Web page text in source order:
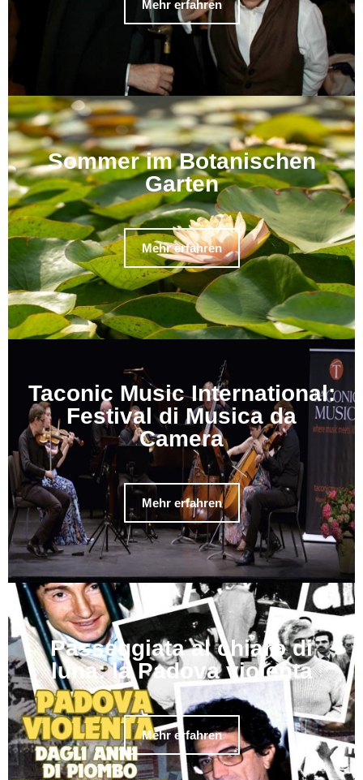
Mehr erfahren
Sommer im Botanischen
Garten
Mehr erfahren
Taconic Music International:
Festival di Musica da
Camera
Mehr erfahren
Passeggiata al chiaro di
luna: la Padova violenta
Mehr erfahren